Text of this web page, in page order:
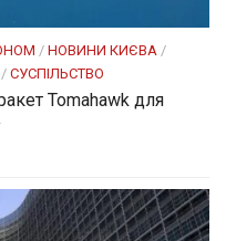
/ НОВИНИ КИЄВА /
/ СУСПІЛЬСТВО
Tomahawk для